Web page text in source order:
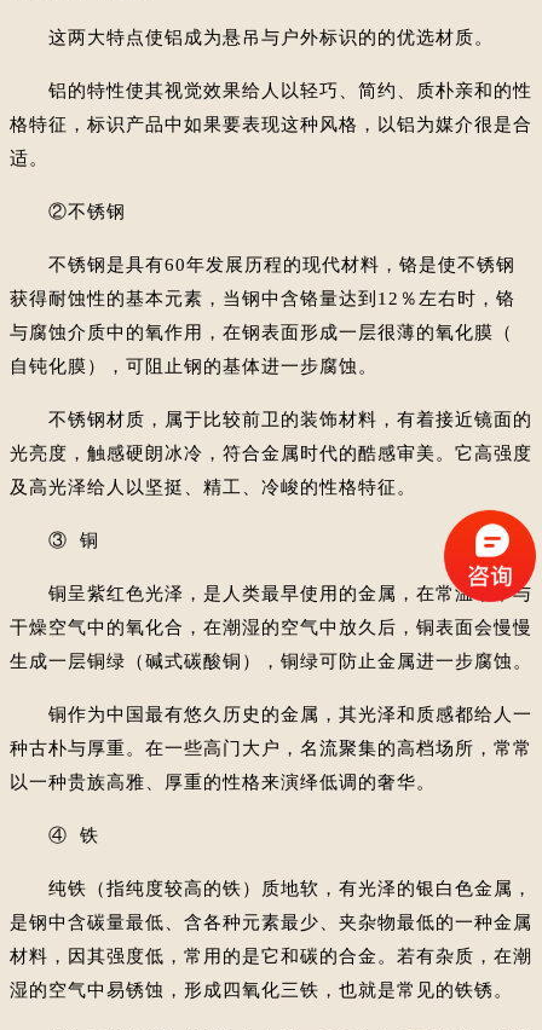
这两大特点使铝成为悬吊与户外标识的的优选材质。
铝的特性使其视觉效果给人以轻巧、简约、质朴亲和的性
格特征，标识产品中如果要表现这种风格，以铝为媒介很是合
适。
②不锈钢
不锈钢是具有60年发展历程的现代材料，铬是使不锈钢
获得耐蚀性的基本元素，当钢中含铬量达到12％左右时，铬
与腐蚀介质中的氧作用，在钢表面形成一层很薄的氧化膜（
自钝化膜），可阻止钢的基体进一步腐蚀。
不锈钢材质，属于比较前卫的装饰材料，有着接近镜面的
光亮度，触感硬朗冰冷，符合金属时代的酷感审美。它高强度
及高光泽给人以坚挺、精工、冷峻的性格特征。
③ 铜
铜呈紫红色光泽，是人类最早使用的金属，在常温下不与
干燥空气中的氧化合，在潮湿的空气中放久后，铜表面会慢慢
生成一层铜绿（碱式碳酸铜），铜绿可防止金属进一步腐蚀。
铜作为中国最有悠久历史的金属，其光泽和质感都给人一
种古朴与厚重。在一些高门大户，名流聚集的高档场所，常常
以一种贵族高雅、厚重的性格来演绎低调的奢华。
④ 铁
纯铁（指纯度较高的铁）质地软，有光泽的银白色金属，
是钢中含碳量最低、含各种元素最少、夹杂物最低的一种金属
材料，因其强度低，常用的是它和碳的合金。若有杂质，在潮
湿的空气中易锈蚀，形成四氧化三铁，也就是常见的铁锈。